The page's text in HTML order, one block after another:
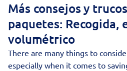
Más consejos y
paquetes: Recogida,
volumétrico
There are many things to
especially when it comes to